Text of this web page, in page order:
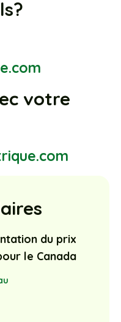
votre
du prix
le Canada